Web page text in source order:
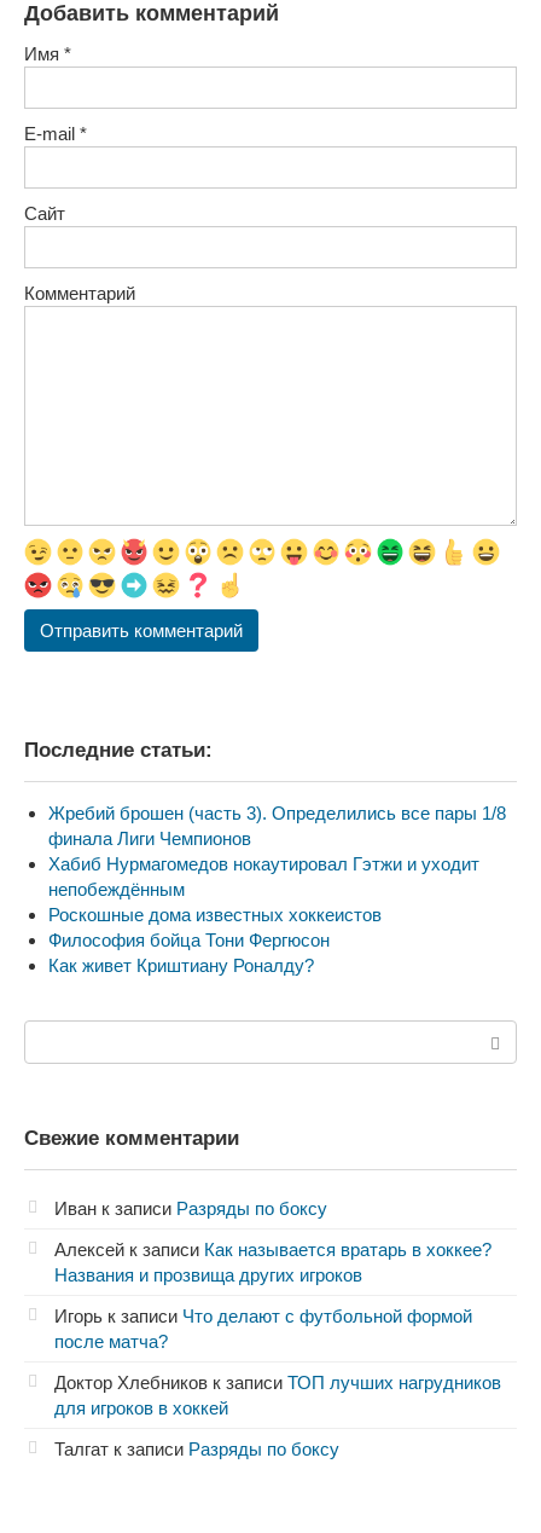
Добавить комментарий
Имя *
E-mail *
Сайт
Комментарий
Последние статьи:
Жребий брошен (часть 3). Определились все пары 1/8
финала Лиги Чемпионов
Хабиб Нурмагомедов нокаутировал Гэтжи и уходит
непобеждённым
Роскошные дома известных хоккеистов
Философия бойца Тони Фергюсон
Как живет Криштиану Роналду?
Свежие комментарии
Иван к записи Разряды по боксу
Алексей к записи Как называется вратарь в хоккее?
Названия и прозвища других игроков
Игорь к записи Что делают с футбольной формой
после матча?
Доктор Хлебников к записи ТОП лучших нагрудников
для игроков в хоккей
Талгат к записи Разряды по боксу